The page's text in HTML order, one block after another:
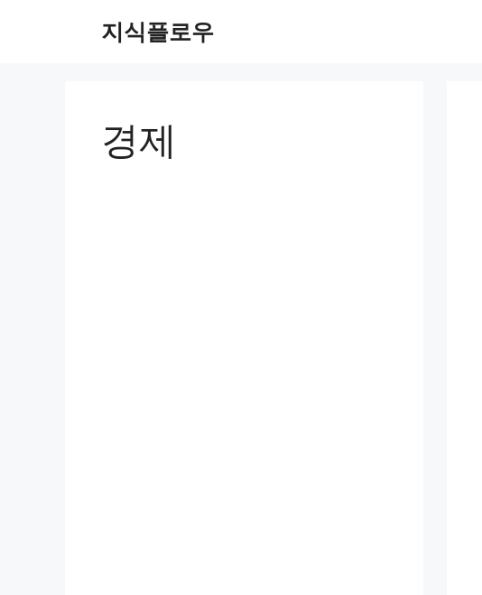
지식플로우
경제